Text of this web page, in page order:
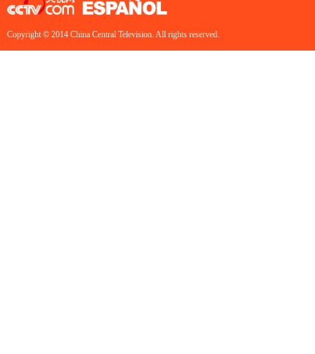
Copyright © 2014 China Central Television. All rights reserved.